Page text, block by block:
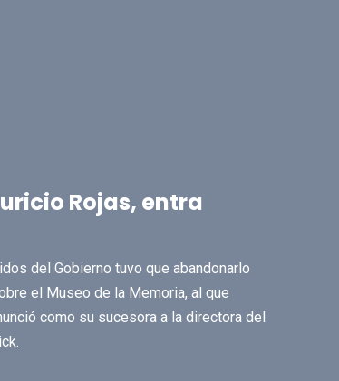
Rojas, entra
del Gobierno tuvo que abandonarlo
el Museo de la Memoria, al que
como su sucesora a la directora del